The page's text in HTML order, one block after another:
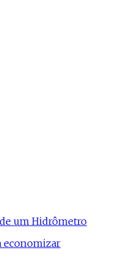
um Hidrômetro
economizar